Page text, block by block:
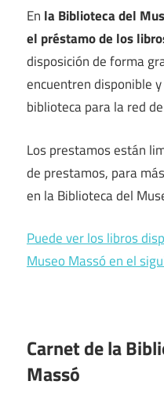
En la Biblioteca del
el préstamo de los
disposición de forma
encuentren disponible
biblioteca para la red
Los prestamos están
de prestamos, para
en la Biblioteca del
Puede ver los libros
Museo Massó en el
Carnet de la
Massó